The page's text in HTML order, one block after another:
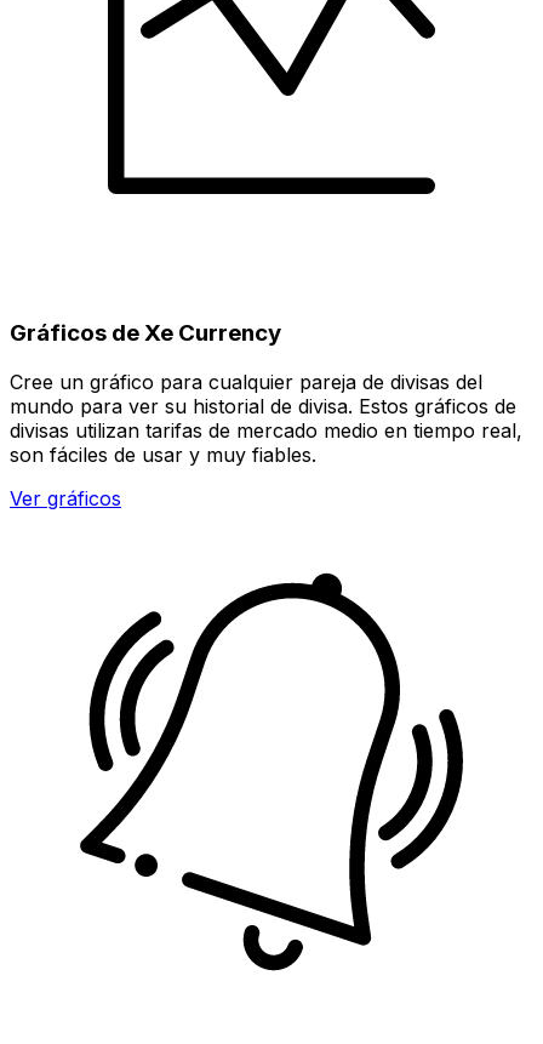
Gráficos de Xe Currency
Cree un gráfico para cualquier pareja de divisas del
mundo para ver su historial de divisa. Estos gráficos de
divisas utilizan tarifas de mercado medio en tiempo real,
son fáciles de usar y muy fiables.
Ver gráficos